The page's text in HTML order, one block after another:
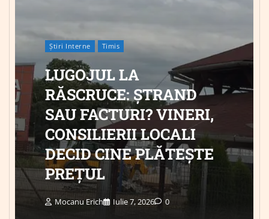
Știri Interne Timis
LUGOJUL LA
RĂSCRUCE: ȘTRAND
SAU FACTURI? VINERI,
CONSILIERII LOCALI
DECID CINE PLĂTEȘTE
PREȚUL
Mocanu Erich Iulie 7, 2026 0